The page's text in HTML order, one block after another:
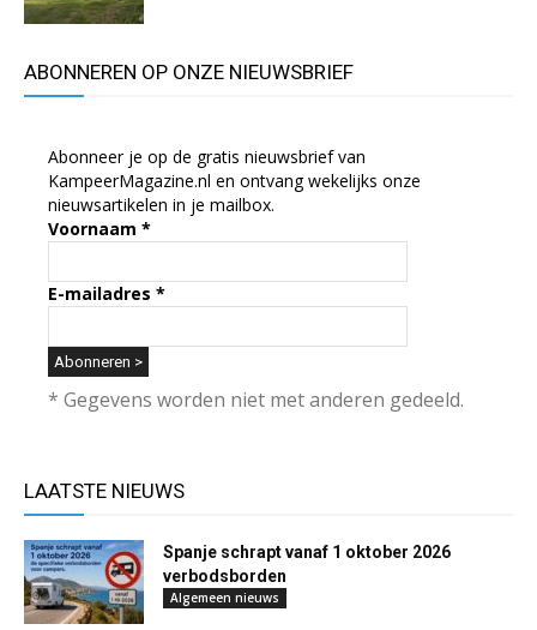
ABONNEREN OP ONZE NIEUWSBRIEF
Abonneer je op de gratis nieuwsbrief van
KampeerMagazine.nl en ontvang wekelijks onze
nieuwsartikelen in je mailbox.
Voornaam *
E-mailadres *
* Gegevens worden niet met anderen gedeeld.
LAATSTE NIEUWS
Spanje schrapt vanaf 1 oktober 2026
verbodsborden
Algemeen nieuws